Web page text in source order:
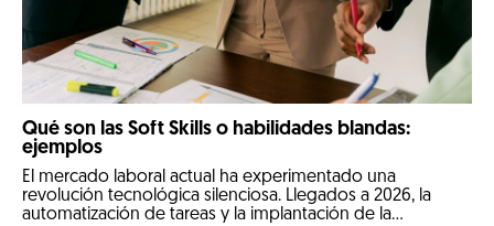
Qué son las Soft Skills o habilidades blandas:
ejemplos
El mercado laboral actual ha experimentado una
revolución tecnológica silenciosa. Llegados a 2026, la
automatización de tareas y la implantación de la